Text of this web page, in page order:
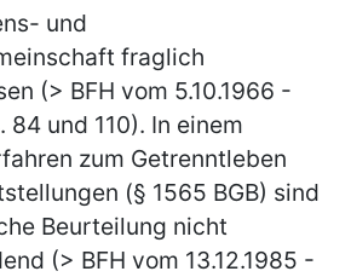
und
fraglich
(> BFH vom 5.10.1966 -
84 und 110). In einem
zum Getrenntleben
(§ 1565 BGB) sind
Beurteilung nicht
(> BFH vom 13.12.1985 -